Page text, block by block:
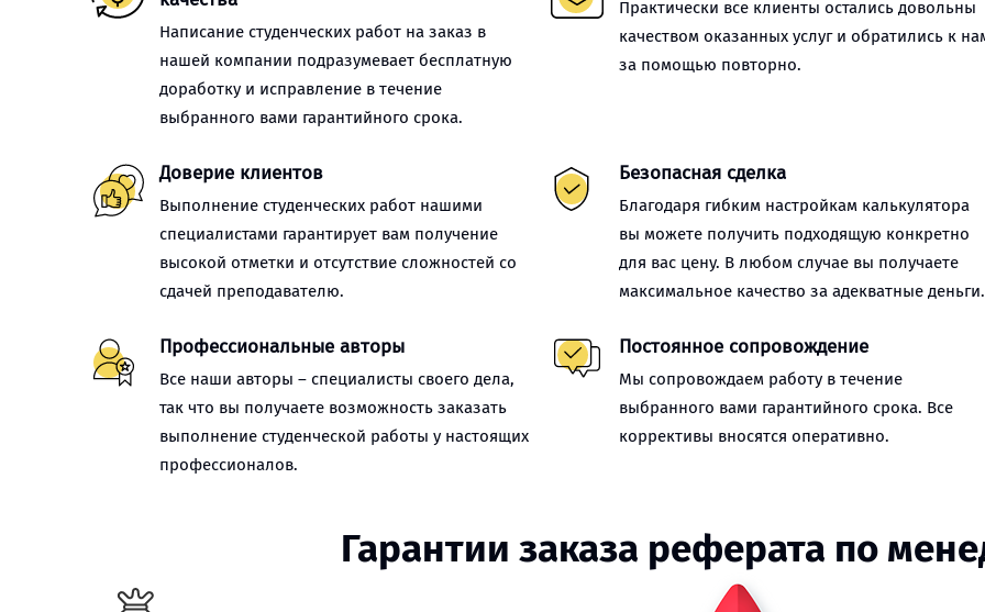
Написание студенческих работ на заказ в
нашей компании подразумевает бесплатную
доработку и исправление в течение
выбранного вами гарантийного срока.
Практически все клиенты остались довольны
качеством оказанных услуг и обратились к
за помощью повторно.
Доверие клиентов
Выполнение студенческих работ нашими
специалистами гарантирует вам получение
высокой отметки и отсутствие сложностей со
сдачей преподавателю.
Безопасная сделка
Благодаря гибким настройкам калькулятора
вы можете получить подходящую конкретно
для вас цену. В любом случае вы получаете
максимальное качество за адекватные деньги.
Профессиональные авторы
Все наши авторы – специалисты своего дела,
так что вы получаете возможность заказать
выполнение студенческой работы у настоящих
профессионалов.
Постоянное сопровождение
Мы сопровождаем работу в течение
выбранного вами гарантийного срока. Все
коррективы вносятся оперативно.
Гарантии заказа реферата по